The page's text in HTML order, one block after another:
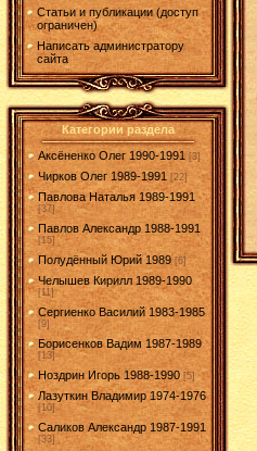
Статьи и публикации (доступ
ограничен)
Написать администратору
сайта
Категории раздела
Аксёненко Олег 1990-1991 [3]
Чирков Олег 1989-1991 [22]
Павлова Наталья 1989-1991
[37]
Павлов Александр 1988-1991
[15]
Полудённый Юрий 1989 [6]
Челышев Кирилл 1989-1990
[11]
Сергиенко Василий 1983-1985
[9]
Борисенков Вадим 1987-1989
[13]
Ноздрин Игорь 1988-1990 [5]
Лазуткин Владимир 1974-1976
[10]
Саликов Александр 1987-1991
[33]